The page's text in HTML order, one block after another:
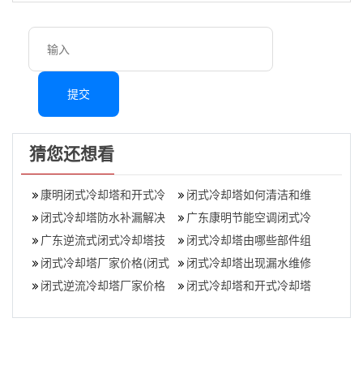
提交
猜您还想看
康明闭式冷却塔和开式冷
却塔有什么区别？,闭式冷
却塔生产厂家
闭式冷却塔如何清洁和维
护？,闭式冷却塔清洗方案
闭式冷却塔防水补漏解决
措施方案
广东康明节能空调闭式冷
却塔的性能优势(品牌闭式
冷却塔生产
广东逆流式闭式冷却塔技
术独一无二,广东逆流闭式
冷却塔供应
闭式冷却塔由哪些部件组
成？,闭式冷却塔由哪些部
件组成
闭式冷却塔厂家价格(闭式
冷却塔价格一般多少钱)
闭式冷却塔出现漏水维修
解决措施
闭式逆流冷却塔厂家价格
闭式冷却塔和开式冷却塔